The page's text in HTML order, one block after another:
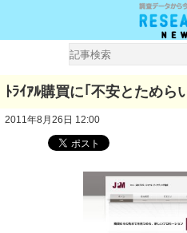
ﾄﾗｲｱﾙ購買に｢不安とため
2011年8月26日 12:00